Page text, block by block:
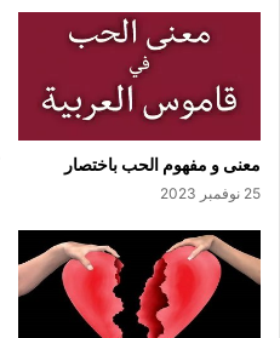
معنى و مفهوم الحب باختصار
25 نوفمبر 2023